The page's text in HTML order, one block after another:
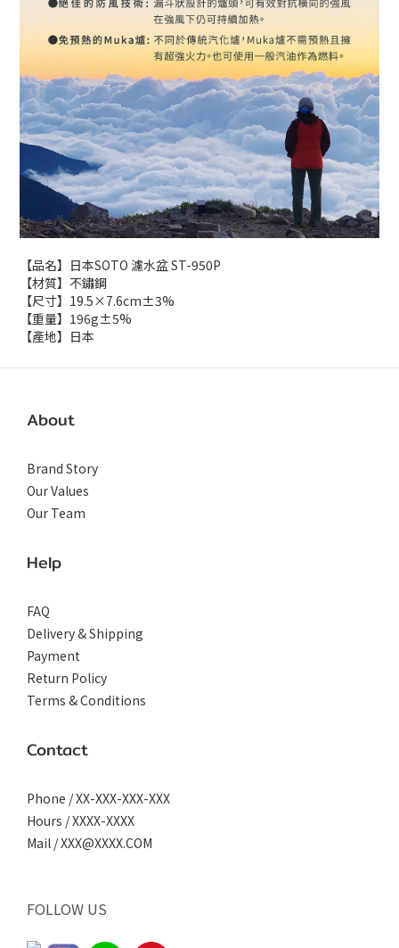
【品名】日本SOTO 濾水盆 ST-950P
【材質】不鏽鋼
【尺寸】19.5×7.6cm±3%
【重量】196g±5%
【產地】日本
About
Brand Story
Our Values
Our Team
Help
FAQ
Delivery & Shipping
Payment
Return Policy
Terms & Conditions
Contact
Phone / XX-XXX-XXX-XXX
Hours / XXXX-XXXX
Mail / XXX@XXXX.COM
FOLLOW US